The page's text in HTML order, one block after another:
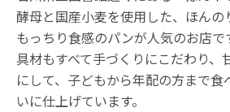
酵母と国産小麦を使用した、ほんの
もっちり食感のパンが人気のお店で
具材もすべて手づくりにこだわり、
にして、子どもから年配の方まで食
いに仕上げています。